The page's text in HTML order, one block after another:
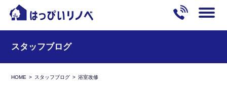
スタッフブログ
HOME スタッフブログ 浴室改修